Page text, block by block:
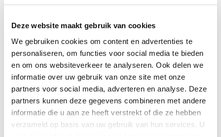
Deze website maakt gebruik van cookies
We gebruiken cookies om content en advertenties te
personaliseren, om functies voor social media te bieden
en om ons websiteverkeer te analyseren. Ook delen we
informatie over uw gebruik van onze site met onze
partners voor social media, adverteren en analyse. Deze
partners kunnen deze gegevens combineren met andere
informatie die u aan ze heeft verstrekt of die ze hebben
verzameld op basis van uw gebruik van hun services. U
waar Blokker ligt, maar als ik zeg: ‘Daar hebben de Beatles
monument niet helemaal correct. Drummer Ringo Starr is erop te
zien en die was er in Blokker nu juist niet bij. Hij werd toen
tijdelijk vervangen door Jimmy Nichol. Ringo Starr liep de eerste
zeven concerten van de eerste Beatles wereldtournee mis,
doordat zijn amandelen waren ontstoken.